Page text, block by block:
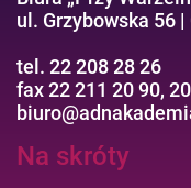
ul. Grzybowska 56
tel. 22 208 28 26
fax 22 211 20 90,
Na skróty